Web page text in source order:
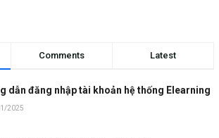
Comments Latest
dẫn đăng nhập tài khoản hệ thống Elearning
2025